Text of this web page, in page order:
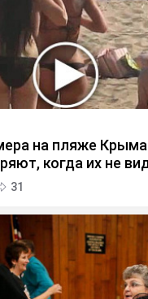
на пляже
когда их не
31